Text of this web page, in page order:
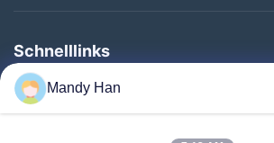
Schnelllinks
Haus
Produkte
Mandy Han